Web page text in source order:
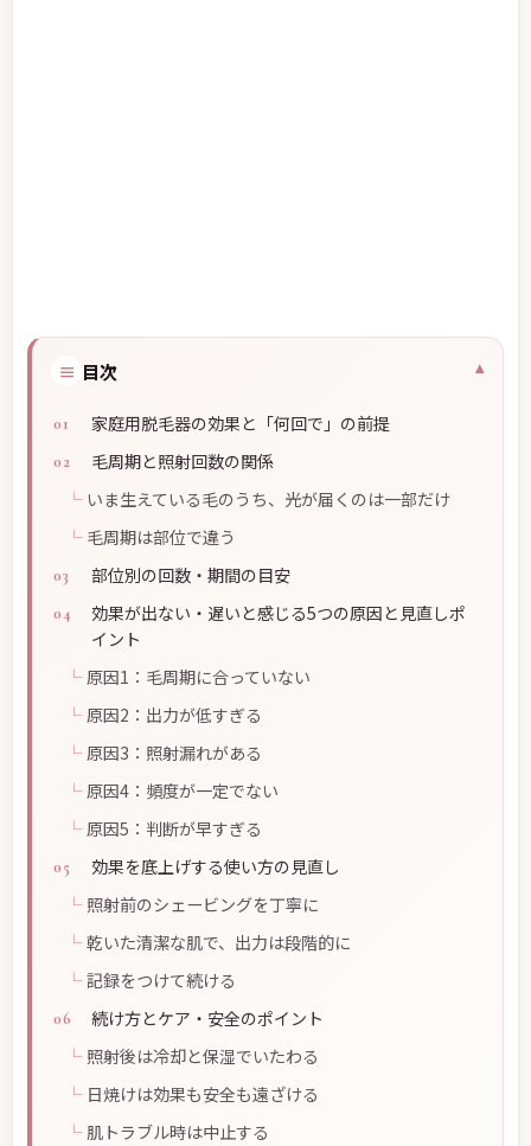
≡ 目次
家庭用脱毛器の効果と「何回で」の前提
毛周期と照射回数の関係
いま生えている毛のうち、光が届くのは一部だけ
毛周期は部位で違う
部位別の回数・期間の目安
効果が出ない・遅いと感じる5つの原因と見直しポ
イント
原因1：毛周期に合っていない
原因2：出力が低すぎる
原因3：照射漏れがある
原因4：頻度が一定でない
原因5：判断が早すぎる
効果を底上げする使い方の見直し
照射前のシェービングを丁寧に
乾いた清潔な肌で、出力は段階的に
記録をつけて続ける
続け方とケア・安全のポイント
照射後は冷却と保湿でいたわる
日焼けは効果も安全も遠ざける
肌トラブル時は中止する